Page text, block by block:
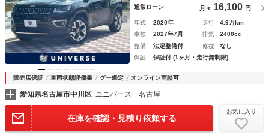
通常ローン 月々 16,100 円
年式 2020年 走行
4.9万km
車検
2027年7月 排気
2400cc
整備
法定整備付 修復
なし
保証
保証付 (1ヶ月・走行無制限)
販売店保証 車両状態評価書 グー鑑定 オンライン商談可
愛知県名古屋市中川区 ユニバース 名古屋
在庫を確認・見積り依頼する
お気に入り